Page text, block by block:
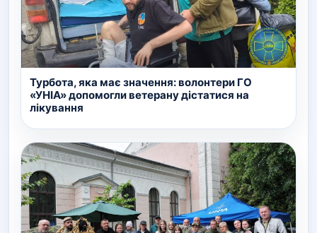
Турбота, яка має значення: волонтери ГО
«УНІА» допомогли ветерану дістатися на
лікування